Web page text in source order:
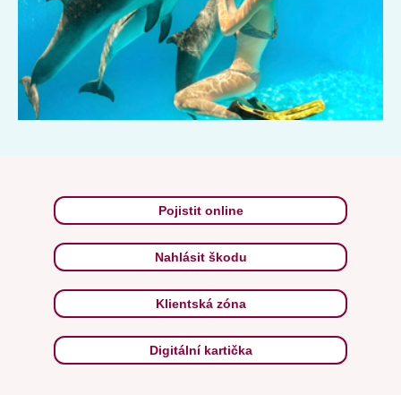
Pojistit online
Nahlásit škodu
Klientská zóna
Digitální kartička